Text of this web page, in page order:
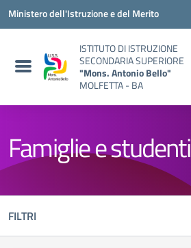
Vai ai contenuti
Vai al menu di navigazione
Vai al footer
Ministero dell'Istruzione e del Merito
ISTITUTO DI ISTRUZIONE
SECONDARIA SUPERIORE
"Mons. Antonio Bello"
MOLFETTA - BA
Famiglie e studenti
FILTRI